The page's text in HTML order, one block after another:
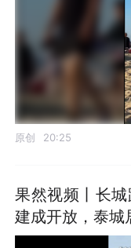
原创 20:25
果然视频丨长
建成开放，泰城